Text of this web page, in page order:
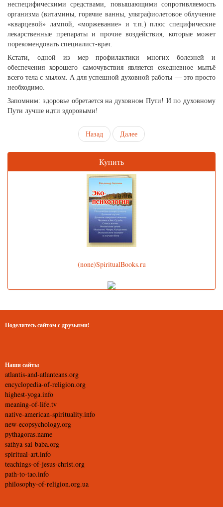
неспецифическими средствами, повышающими сопротивляемость
организма (витамины, горячие ванны, ультрафиолетовое облучение
«кварцевой» лампой, «моржевание» и т.п.) плюс специфические
лекарственные препараты и прочие воздействия, которые может
порекомендовать специалист-врач.
Кстати, одной из мер профилактики многих болезней и
обеспечения хорошего самочувствия является ежедневное мытьё
всего тела с мылом. А для успешной духовной работы — это просто
необходимо.
Запомним: здоровье обретается на духовном Пути! И по духовному
Пути лучше идти здоровыми!
Назад Далее
Купить
(none)SpiritualBooks.ru
Поделитесь сайтом с друзьями!
Наши сайты
atlantis-and-atlanteans.org
encyclopedia-of-religion.org
highest-yoga.info
meaning-of-life.tv
native-american-spirituality.info
new-ecopsychology.org
pythagoras.name
sathya-sai-baba.org
spiritual-art.info
teachings-of-jesus-christ.org
path-to-tao.info
philosophy-of-religion.org.ua